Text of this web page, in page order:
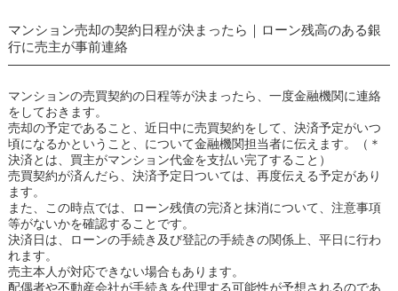
マンション売却の契約日程が決まったら｜ローン残高のある銀
行に売主が事前連絡
マンションの売買契約の日程等が決まったら、一度金融機関に連絡
をしておきます。
売却の予定であること、近日中に売買契約をして、決済予定がいつ
頃になるかということ、について金融機関担当者に伝えます。（＊
決済とは、買主がマンション代金を支払い完了すること）
売買契約が済んだら、決済予定日ついては、再度伝える予定があり
ます。
また、この時点では、ローン残債の完済と抹消について、注意事項
等がないかを確認することです。
決済日は、ローンの手続き及び登記の手続きの関係上、平日に行わ
れます。
売主本人が対応できない場合もあります。
配偶者や不動産会社が手続きを代理する可能性が予想されるのであ